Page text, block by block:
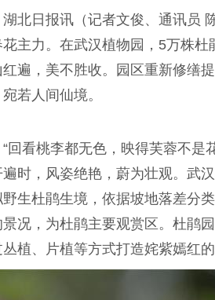
湖北日报讯（记者文俊、通讯员
花主力。在武汉植物园，5万株杜
红遍，美不胜收。园区重新修缮
若人间仙境。
“回看桃李都无色，映得芙蓉不是
遍时，风姿绝艳，蔚为壮观。武
野生杜鹃生境，依据坡地落差分
况，为杜鹃主要观赏区。杜鹃
植、片植等方式打造姹紫嫣红